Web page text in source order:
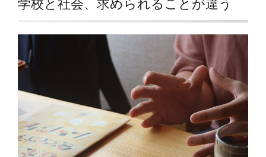
学校と社会、求められることが違う